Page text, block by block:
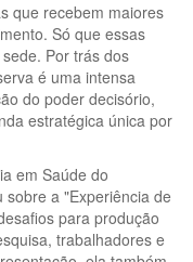
que recebem maiores
Só que essas
Por trás dos
é uma intensa
do poder decisório,
estratégica única por
em Saúde do
a "Experiência de
para produção
trabalhadores e